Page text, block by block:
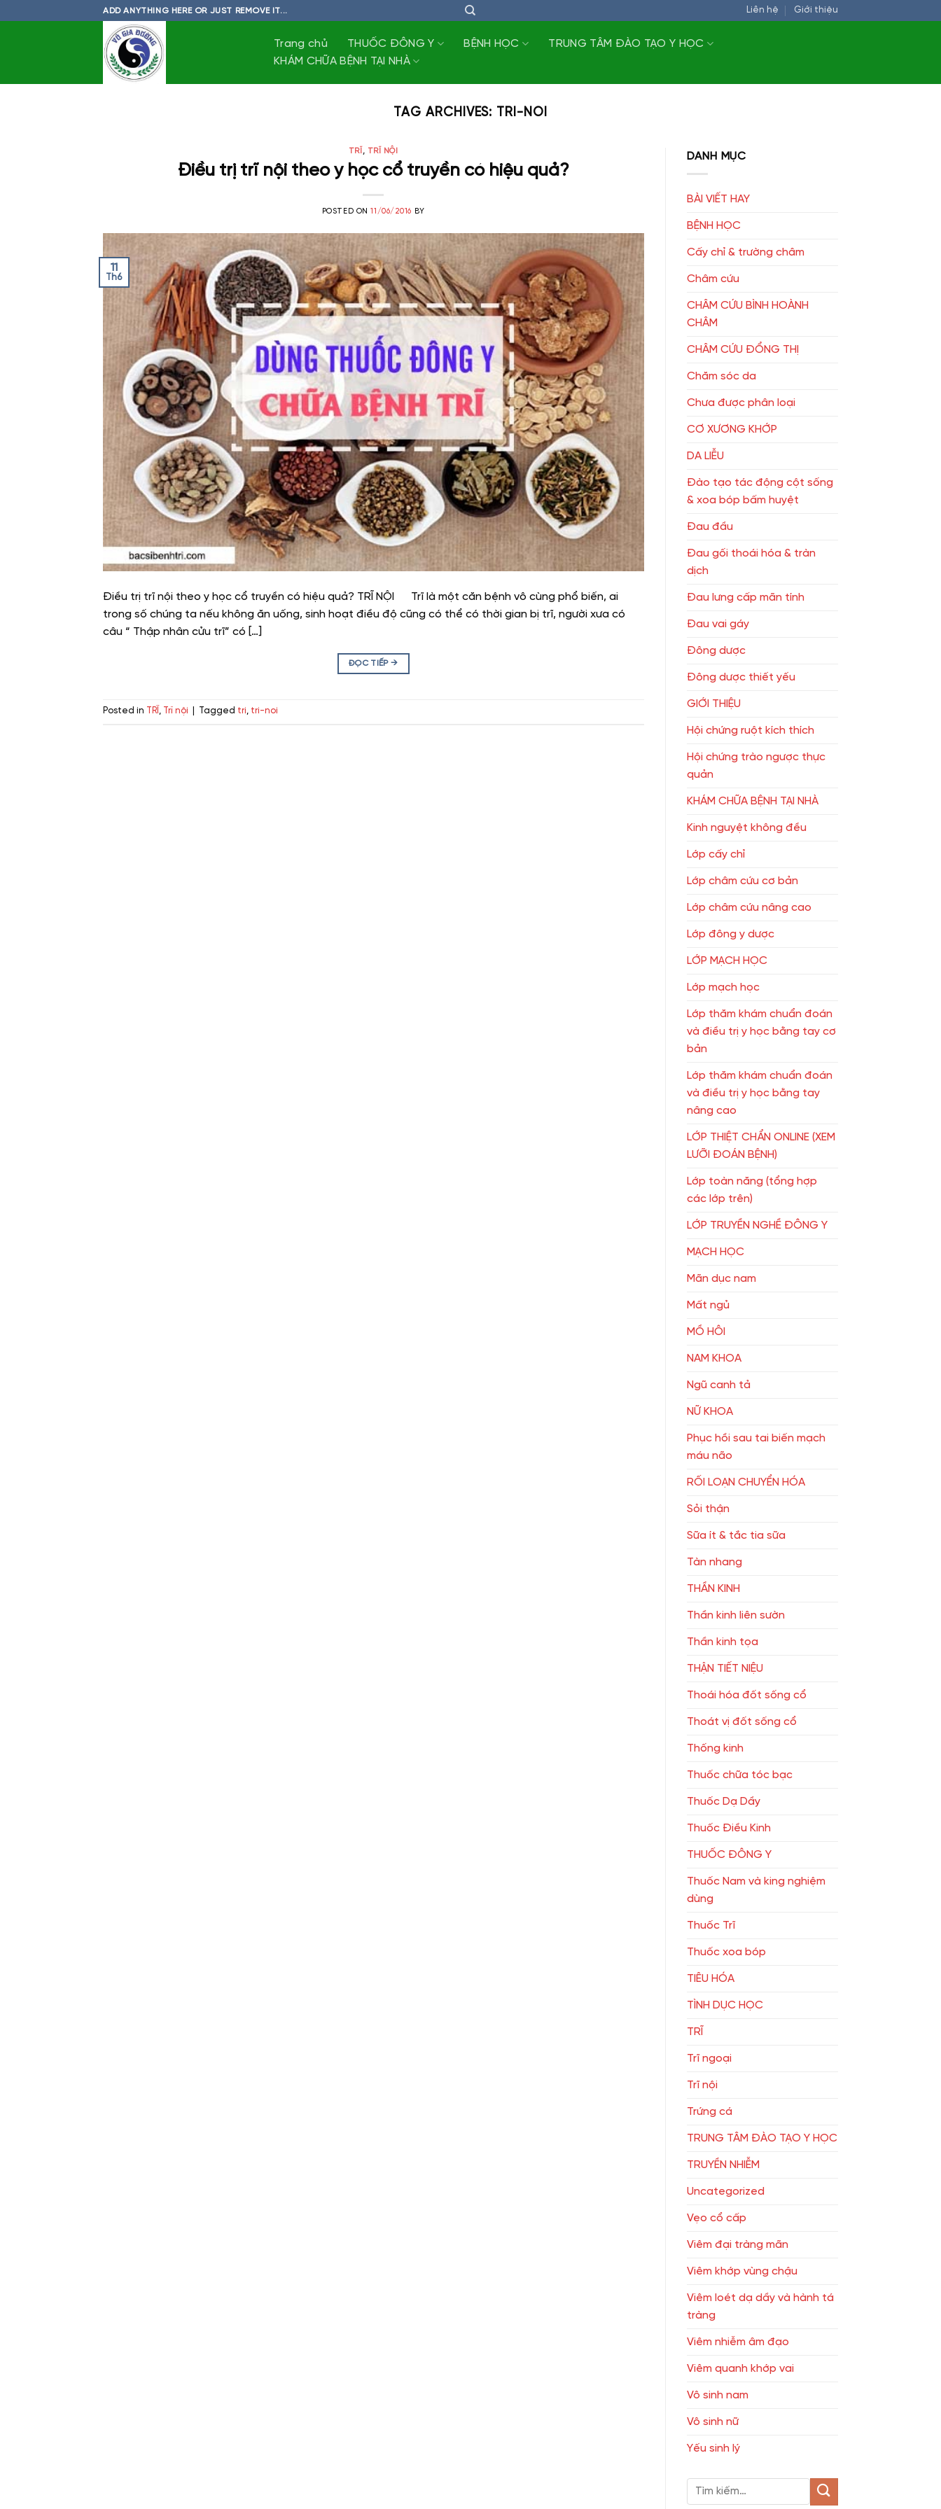
ADD ANYTHING HERE OR JUST REMOVE IT... Liên hệ Giới thiệu
Trang chủ THUỐC ĐÔNG Y BỆNH HỌC
TRUNG TÂM ĐÀO TẠO Y HỌC
KHÁM CHỮA BỆNH TẠI NHÀ
TAG ARCHIVES: TRI-NOI
TRĨ , TRĨ NỘI
Điều trị trĩ nội theo y học cổ truyền có hiệu quả?
POSTED ON11/06/2016 BY
11
Th6
Điều trị trĩ nội theo y học cổ truyền có hiệu quả? TRĨ NỘI Trĩ là một căn bệnh vô cùng phổ biến, ai
trong số chúng ta nếu không ăn uống, sinh hoạt điều độ cũng có thể có thời gian bị trĩ, người xưa có
câu “ Thập nhân cửu trĩ” có […]
ĐỌC TIẾP→
Posted in TRĨ , Trĩ nội Tagged tri, tri-noi
DANH MỤC
BÀI VIẾT HAY
BỆNH HỌC
Cấy chỉ & trường châm
Châm cứu
CHÂM CỨU BÌNH HOÀNH
CHÂM
CHÂM CỨU ĐỔNG THỊ
Chăm sóc da
Chưa được phân loại
CƠ XƯƠNG KHỚP
DA LIỄU
Đào tạo tác động cột sống
& xoa bóp bấm huyệt
Đau đầu
Đau gối thoái hóa & tràn
dịch
Đau lưng cấp mãn tính
Đau vai gáy
Đông dược
Đông dược thiết yếu
GIỚI THIỆU
Hội chứng ruột kích thích
Hội chứng trào ngược thực
quản
KHÁM CHỮA BỆNH TẠI NHÀ
Kinh nguyệt không đều
Lớp cấy chỉ
Lớp châm cứu cơ bản
Lớp châm cứu nâng cao
Lớp đông y dược
LỚP MẠCH HỌC
Lớp mạch học
Lớp thăm khám chuẩn đoán
và điều trị y học bằng tay cơ
bản
Lớp thăm khám chuẩn đoán
và điều trị y học bằng tay
nâng cao
LỚP THIỆT CHẨN ONLINE (XEM
LƯỠI ĐOÁN BỆNH)
Lớp toàn năng (tổng hợp
các lớp trên)
LỚP TRUYỀN NGHỀ ĐÔNG Y
MẠCH HỌC
Mãn dục nam
Mất ngủ
MỒ HÔI
NAM KHOA
Ngũ canh tả
NỮ KHOA
Phục hồi sau tai biến mạch
máu não
RỐI LOẠN CHUYỂN HÓA
Sỏi thận
Sữa ít & tắc tia sữa
Tàn nhang
THẦN KINH
Thần kinh liên sườn
Thần kinh tọa
THẬN TIẾT NIỆU
Thoái hóa đốt sống cổ
Thoát vị đốt sống cổ
Thống kinh
Thuốc chữa tóc bạc
Thuốc Dạ Dầy
Thuốc Điều Kinh
THUỐC ĐÔNG Y
Thuốc Nam và king nghiệm
dùng
Thuốc Trĩ
Thuốc xoa bóp
TIÊU HÓA
TÌNH DỤC HỌC
TRĨ
Trĩ ngoại
Trĩ nội
Trứng cá
TRUNG TÂM ĐÀO TẠO Y HỌC
TRUYỀN NHIỄM
Uncategorized
Vẹo cổ cấp
Viêm đại tràng mãn
Viêm khớp vùng chậu
Viêm loét dạ dầy và hành tá
tràng
Viêm nhiễm âm đạo
Viêm quanh khớp vai
Vô sinh nam
Vô sinh nữ
Yếu sinh lý